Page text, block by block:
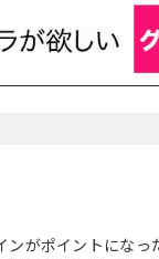
ンがポイントになっ